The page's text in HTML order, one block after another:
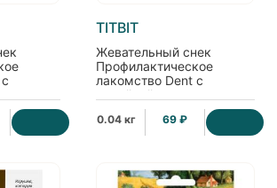
TITBIT
Жевательный снек
Профилактическое
лакомство Dent с
индейкой для кошек
0.04 кг 69 ₽